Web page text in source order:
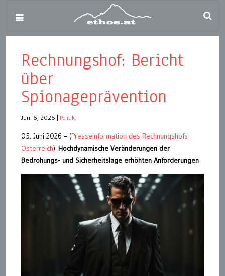
Rechnungshof: Bericht
über
Spionageprävention
Juni 6, 2026 Politik
05. Juni 2026 – (Presseinformation des Rechnungshofs
Österreich) Hochdynamische Veränderungen der
Bedrohungs- und Sicherheitslage erhöhten Anforderungen